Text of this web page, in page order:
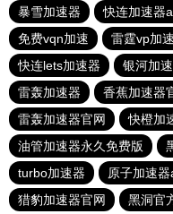
暴雪加速器
快连加速器
免费vqn加速
雷霆vp加
快连lets加速器
银河加
雷轰加速器
香蕉加速器
雷轰加速器官网
快橙加
油管加速器永久免费版
turbo加速器
原子加速
猎豹加速器官网
黑洞官